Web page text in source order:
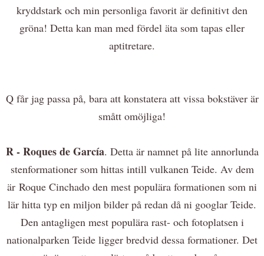
kryddstark och min personliga favorit är definitivt den
gröna! Detta kan man med fördel äta som tapas eller
aptitretare.
Q får jag passa på, bara att konstatera att vissa bokstäver är
smått omöjliga!
R - Roques de García. Detta är namnet på lite annorlunda
stenformationer som hittas intill vulkanen Teide. Av dem
är Roque Cinchado den mest populära formationen som ni
lär hitta typ en miljon bilder på redan då ni googlar Teide.
Den antagligen mest populära rast- och fotoplatsen i
nationalparken Teide ligger bredvid dessa formationer. Det